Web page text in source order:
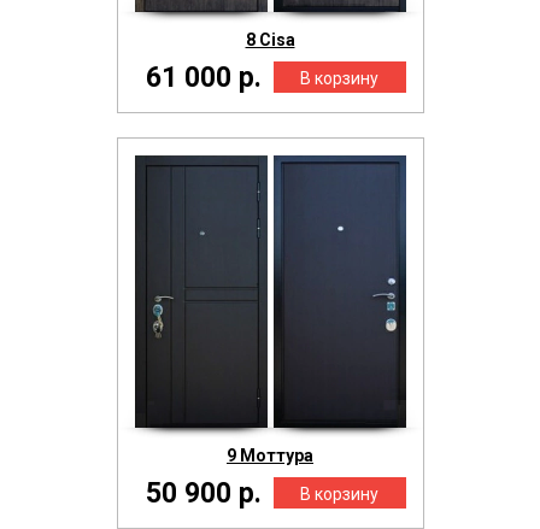
8 Cisa
61 000 р.
9 Моттура
50 900 р.